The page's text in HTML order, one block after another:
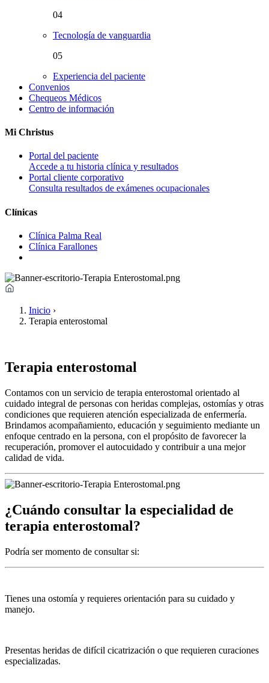
04
Tecnología de vanguardia
05
Experiencia del paciente
Convenios
Chequeos Médicos
Centro de información
Mi Christus
Portal del paciente
Accede a tu historia clínica y resultados
Portal cliente corporativo
Consulta resultados de exámenes ocupacionales
Clínicas
Clínica Palma Real
Clínica Farallones
Inicio ›
Terapia enterostomal
Terapia enterostomal
Contamos con un servicio de terapia enterostomal orientado al
cuidado integral de personas con heridas complejas, ostomías y otras
condiciones que requieren atención especializada de enfermería.
Brindamos acompañamiento, educación y seguimiento mediante un
enfoque centrado en la persona, con el propósito de favorecer la
recuperación, promover el autocuidado y contribuir a una mejor
calidad de vida.
¿Cuándo consultar la especialidad de
terapia enterostomal?
Podría ser momento de consultar si:
Tienes una ostomía y requieres orientación para su cuidado y
manejo.
Presentas heridas de difícil cicatrización o que requieren curaciones
especializadas.